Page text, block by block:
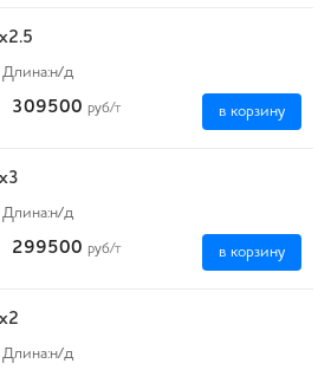
Длина:н/д
309500 руб/т в корзину
Длина:н/д
299500 руб/т в корзину
Длина:н/д